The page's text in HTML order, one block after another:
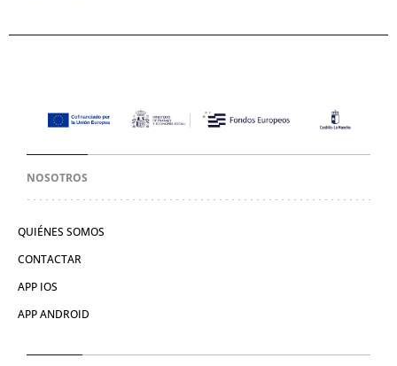
NOSOTROS
QUIÉNES SOMOS
CONTACTAR
APP IOS
APP ANDROID